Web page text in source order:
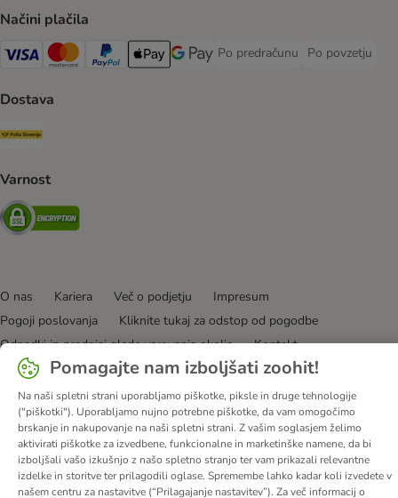
Načini plačila
Visa Payment Method
MasterCard Payment Method
PayPal Payment Method
Apple Pay Payment Method
Google pay Payment Method
Po predračunu
Po predračunu Payment Method
Po povzetju
Po povzetju
Dostava
Pošta Slovenije Shipping Method
Varnost
Security
O nas Kariera Več o podjetju
Impresum
Pogoji poslovanja
Kliknite tukaj za odstop od pogodbe
Odpadki in predpisi glede varovanja okolja
Kontakt
Stroški pošiljanja in čas dostave
Načini plačila
Zasebnost
Izjava o dostopnosti
Informacije – Zakon o digitalnih storitvah
© zooplus SE 2026
Pomagajte nam izboljšati zoohit!
Na naši spletni strani uporabljamo piškotke, piksle in druge tehnologije
("piškotki"). Uporabljamo nujno potrebne piškotke, da vam omogočimo
brskanje in nakupovanje na naši spletni strani. Z vašim soglasjem želimo
aktivirati piškotke za izvedbene, funkcionalne in marketinške namene, da bi
izboljšali vašo izkušnjo z našo spletno stranjo ter vam prikazali relevantne
izdelke in storitve ter prilagodili oglase. Spremembe lahko kadar koli izvedete v
našem centru za nastavitve (“Prilagajanje nastavitev”). Za več informacij o